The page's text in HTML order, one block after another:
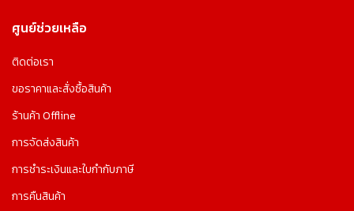
ศูนย์ช่วยเหลือ
ติดต่อเรา
ขอราคาและสั่งซื้อสินค้า
ร้านค้า Offline
การจัดส่งสินค้า
การชำระเงินและใบกำกับภาษี
การคืนสินค้า